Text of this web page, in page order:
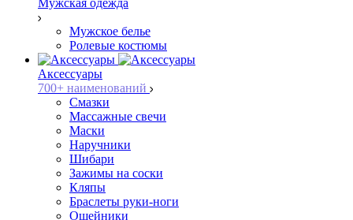
Мужская одежда
Мужское белье
Ролевые костюмы
Аксессуары
700+ наименований
Смазки
Массажные свечи
Маски
Наручники
Шибари
Зажимы на соски
Кляпы
Браслеты руки-ноги
Ошейники